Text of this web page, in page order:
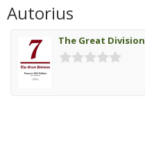
Autorius
The Great Division